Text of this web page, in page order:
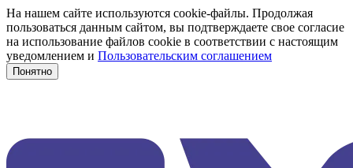
На нашем сайте используются cookie-файлы. Продолжая
пользоваться данным сайтом, вы подтверждаете свое согласие
на использование файлов cookie в соответствии с настоящим
уведомлением и Пользовательским соглашением
Понятно